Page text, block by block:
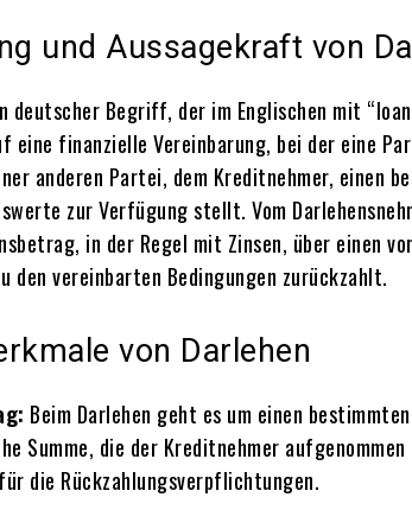
und Aussagekraft von
deutscher Begriff, der im Englischen mit
eine finanzielle Vereinbarung, bei der eine
anderen Partei, dem Kreditnehmer, einen
zur Verfügung stellt. Vom
in der Regel mit Zinsen, über einen
den vereinbarten Bedingungen zurückzahlt.
von Darlehen
Beim Darlehen geht es um einen
Summe, die der Kreditnehmer
die Rückzahlungsverpflichtungen.